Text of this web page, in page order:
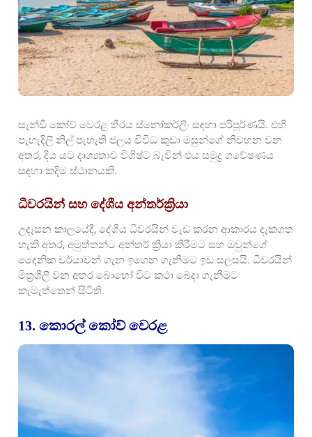
සැන්ඩි කෝව් වෙරළ තීරය ස්නෝකර්ලිං සඳහා පරිපූර්ණයි. එහි
පැහැදිලි නිල් පැහැති ජලය විවිධ කුඩා මසුන්ගේ නිවහන වන
අතර, දිය යට දෘශ්‍යතාව විශිෂ්ට බැවින් එය සමුද්‍ර ගවේෂණය
සඳහා කදිම ස්ථානයකි.
ධීවරයින් සහ දේශීය අන්තර්ක්‍රියා
උදෑසන කාලයේදී, දේශීය ධීවරයින් වැඩ කරන ආකාරය දැකගත
හැකි අතර, අමුත්තන්ට අන්තර් ක්‍රියා කිරීමට සහ ඔවුන්ගේ
දෛනික චර්යාවන් ගැන ඉගෙන ගැනීමට ඉඩ සලසයි. ධීවරයින්
මිත්‍රශීලී වන අතර බොහෝ විට කථා බෙදා ගැනීමට
කැමැත්තෙන් සිටිති.
13. කොරල් කෝව් වෙරළ